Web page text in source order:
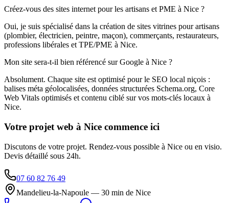
Créez-vous des sites internet pour les artisans et PME à Nice ?
Oui, je suis spécialisé dans la création de sites vitrines pour artisans
(plombier, électricien, peintre, maçon), commerçants, restaurateurs,
professions libérales et TPE/PME à Nice.
Mon site sera-t-il bien référencé sur Google à Nice ?
Absolument. Chaque site est optimisé pour le SEO local niçois :
balises méta géolocalisées, données structurées Schema.org, Core
Web Vitals optimisés et contenu ciblé sur vos mots-clés locaux à
Nice.
Votre projet web à Nice commence ici
Discutons de votre projet. Rendez-vous possible à Nice ou en visio.
Devis détaillé sous 24h.
07 60 82 76 49
Mandelieu-la-Napoule — 30 min de Nice